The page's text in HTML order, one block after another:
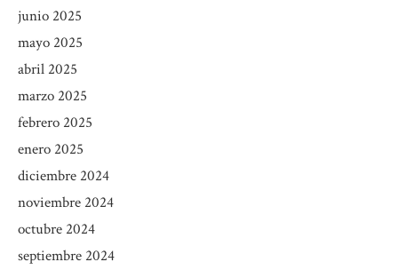
junio 2025
mayo 2025
abril 2025
marzo 2025
febrero 2025
enero 2025
diciembre 2024
noviembre 2024
octubre 2024
septiembre 2024